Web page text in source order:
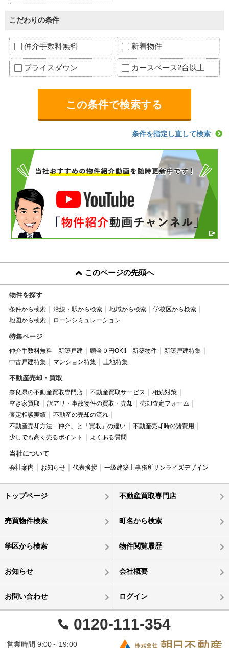
こだわりの条件
仲介手数料無料 新着物件
プライスダウン カースペース2台以上
条件を指定し直して検索
このページの先頭へ
物件を探す
条件から検索 沿線・駅から検索 地域から検索
学校区から検索
地図から検索
ローンシミュレーション
特集ページ
仲介手数料無料 新築戸建 頭金０円OK!! 新築物件
新築戸建特集
中古戸建特集
マンション特集 土地特集
不動産売却・買取
奈良県の不動産買取専門店 不動産買取サービス
相続対策
空き家買取
訳アリ・事故物件の買取・売却
売却査定フォーム
査定相談実績
不動産の売却の流れ
不動産売却方法「仲介」と「買取」の違い
不動産売却時の諸費用
少しでも高く売るポイント
よくある質問
当社について
会社案内 お知らせ 代表挨拶 一級建築士事務所サンライズデザイン
トップページ 不動産買取専門店
売買物件検索 町名から検索
学区から検索 物件閲覧履歴
お知らせ 会社概要
お問い合わせ ログイン
0120-111-354
営業時間 9:00～19:00